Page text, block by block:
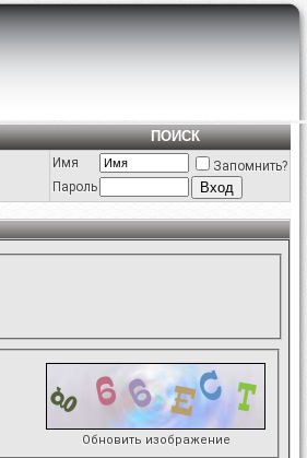
ПОИСК
Имя
Запомнить?
Пароль
Обновить изображение